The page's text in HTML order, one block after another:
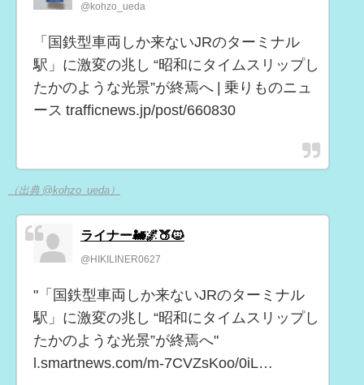
@kohzo_ueda
「国鉄型車両しか来ないJRのターミナル
駅」に激変の兆し “昭和にタイムスリップし
たかのような光景”が終焉へ | 乗りものニュ
ース trafficnews.jp/post/660830
（出典 @kohzo_ueda）
ライナー🚂🌌🍑🐱
@HIKILINER0627
"「国鉄型車両しか来ないJRのターミナル
駅」に激変の兆し “昭和にタイムスリップし
たかのような光景”が終焉へ"
l.smartnews.com/m-7CVZsKoo/0iL…